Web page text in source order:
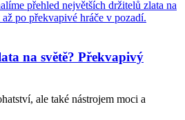
na světě? Překvapivý
ale také nástrojem moci a